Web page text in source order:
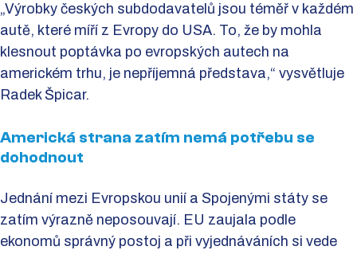
„Výrobky českých subdodavatelů jsou téměř v každém
autě, které míří z Evropy do USA. To, že by mohla
klesnout poptávka po evropských autech na
americkém trhu, je nepříjemná představa,“ vysvětluje
Radek Špicar.
Americká strana zatím nemá potřebu se
dohodnout
Jednání mezi Evropskou unií a Spojenými státy se
zatím výrazně neposouvají. EU zaujala podle
ekonomů správný postoj a při vyjednáváních si vede